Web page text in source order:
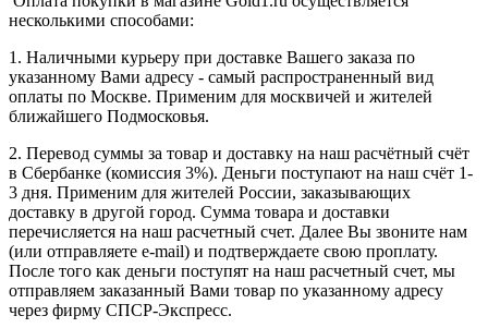
несколькими способами:
1. Наличными курьеру при доставке Вашего заказа по
указанному Вами адресу - самый распространенный вид
оплаты по Москве. Применим для москвичей и жителей
ближайшего Подмосковья.
2. Перевод суммы за товар и доставку на наш расчётный счёт
в Сбербанке (комиссия 3%). Деньги поступают на наш счёт 1-
3 дня. Применим для жителей России, заказывающих
доставку в другой город. Сумма товара и доставки
перечисляется на наш расчетный счет. Далее Вы звоните нам
(или отправляете e-mail) и подтверждаете свою проплату.
После того как деньги поступят на наш расчетный счет, мы
отправляем заказанный Вами товар по указанному адресу
через фирму СПСР-Экспресс.